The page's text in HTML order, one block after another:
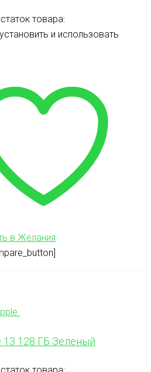
товара:
и использовать
в Желания
13 128 ГБ Зеленый